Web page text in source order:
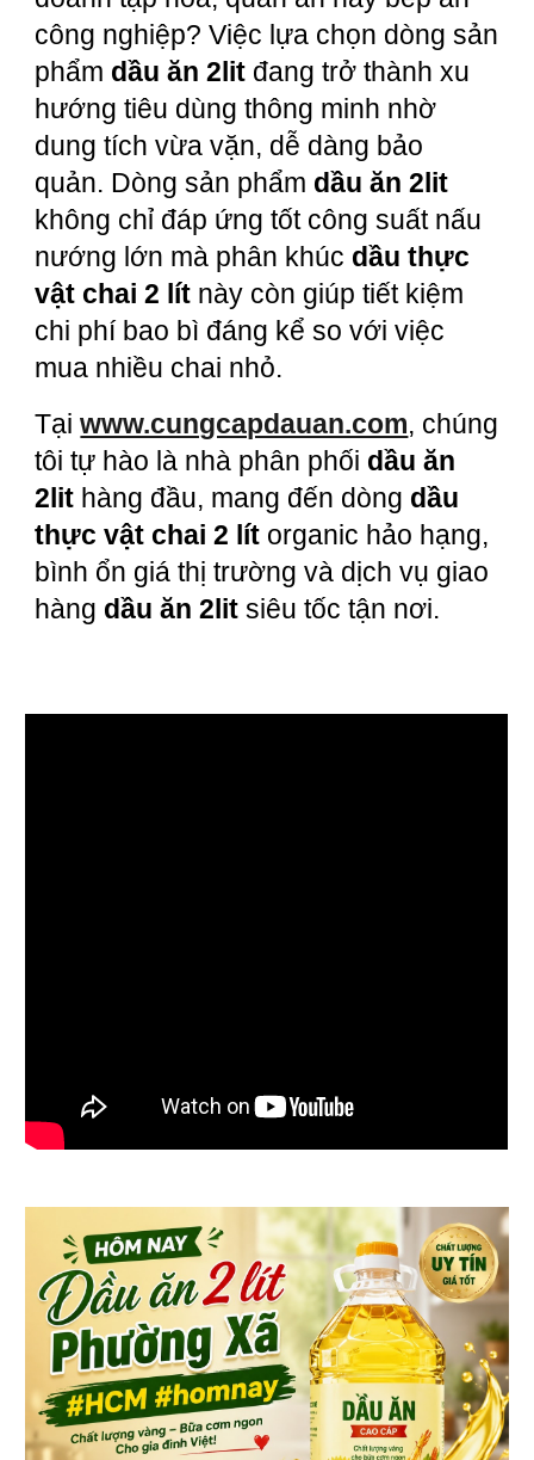
công nghiệp? Việc lựa chọn dòng sản
phẩm dầu ăn 2lit đang trở thành xu
hướng tiêu dùng thông minh nhờ
dung tích vừa vặn, dễ dàng bảo
quản. Dòng sản phẩm dầu ăn 2lit
không chỉ đáp ứng tốt công suất nấu
nướng lớn mà phân khúc dầu thực
vật chai 2 lít này còn giúp tiết kiệm
chi phí bao bì đáng kể so với việc
mua nhiều chai nhỏ.
Tại www.cungcapdauan.com, chúng
tôi tự hào là nhà phân phối dầu ăn
2lit hàng đầu, mang đến dòng dầu
thực vật chai 2 lít organic hảo hạng,
bình ổn giá thị trường và dịch vụ giao
hàng dầu ăn 2lit siêu tốc tận nơi.